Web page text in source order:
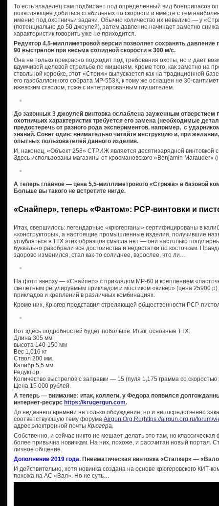
То есть владелец сам подбирает под определенный вид боеприпасов
позволяющее добиться стабильных по скорости и вместе с тем
именно под охотничьи задачи. Обычно количество их невелико — у
(потенциально до 50 джоулей), затем давление начинает заметно
характеристик говорить уже не приходится.
Редуктор 4,5-миллиметровой версии позволяет сохранять
90 выстрелов при весьма солидной скорости в 300 м/с.
Она не только прекрасно подходит под требования охоты, но и дает
вдумчивой целевой стрельбе по мишеням. Кроме того, как заметно на
ствольной коробке, этот «Стриж» выпускается как на традиционной
его газобаллонного собрата МР-553К, к тому же оснащен не 30-
ижевским стволом, тоже с интегрированным глушителем.
До законных 3 джоулей винтовка ослаблена зауженным отверстием
охотничьих характеристик требуется его замена (необходимые
предостеречь от разного рода экспериментов, например, с
знаний. Совет один: внимательно читайте инструкцию и, при
опытных пользователей данного изделия.
И, наконец, «Объект 258» СТРИЖ является десятизарядной винтовкой
Здесь использованы магазины от кросмановского «Benjamin Marauder»
А теперь главное — цена 5,5-миллиметрового «Стрижа» в базовой
Больше вы такого не встретите нигде.
«Снайпер», теперь «Фантом»: PCP-винтовки и
Итак, свершилось: легендарные «крюгерганы» сертифицированы в
«конструкторы», а настоящие промышленные изделия, получившие
углубляться в ТТХ этих образцов смысла нет — они настолько
буквально разобрали все достоинства и недостатки по косточкам.
здорово изменился, стал как-то солиднее, взрослее, что ли…
На фото вверху — «Снайпер» с прикладом МР-60 и креплением
скелетным регулируемым прикладом и мостиком «вивер» (цена 25900
прикладов и креплений в различных комбинациях.
Кроме них, Крюгер представил стреляющей общественности PCP-
Вот здесь подробностей будет побольше. Итак, основные ТТХ:
Длина 305 мм
высота 140-150 мм
Вес 1,016 кг
Ствол 200 мм.
Калибр 5,5 мм
Редуктор.
Количество выстрелов с заправки — 15 (пуля 1,175 грамма со скоростью
Цена 15 000 рублей.
А теперь — внимание: итак, коллеги, у Федора появился
интернет-ресурс https://krugergun.com.
До недавнего времени не только обсуждение, но и непосредственно
соответствующую тему форума Airgun.Org.Ru(https://airgun.org.ru/forum/
адрес электронной почты Крюгера.
Собственно, и сейчас никто не мешает делать это там, но
более привычна новичкам. На них, похоже, и рассчитан новый портал.
личное общение.
Дополнение 2019 года. Пневматическая винтовка «Сталкер» —
И действительно, хотя новинка создана на основе крюгеровского КИТ-
похожа на АС «Вал». Но не суть…